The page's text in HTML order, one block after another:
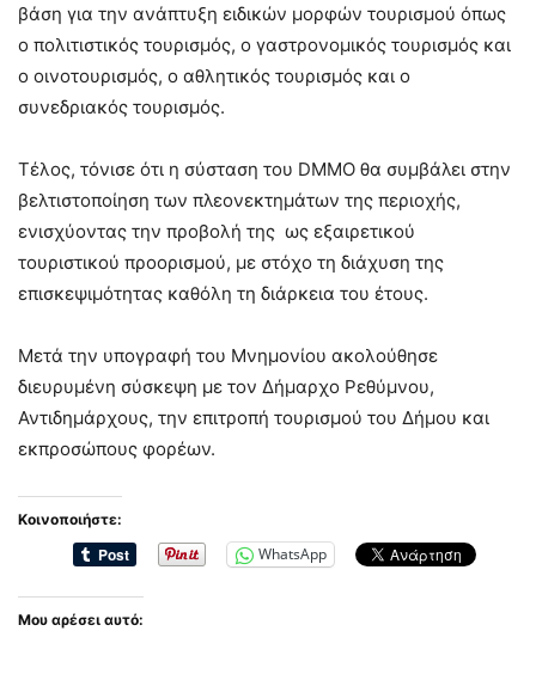
βάση για την ανάπτυξη ειδικών μορφών τουρισμού όπως
ο πολιτιστικός τουρισμός, ο γαστρονομικός τουρισμός και
ο οινοτουρισμός, ο αθλητικός τουρισμός και ο
συνεδριακός τουρισμός.
Τέλος, τόνισε ότι η σύσταση του DMMO θα συμβάλει στην
βελτιστοποίηση των πλεονεκτημάτων της περιοχής,
ενισχύοντας την προβολή της ως εξαιρετικού
τουριστικού προορισμού, με στόχο τη διάχυση της
επισκεψιμότητας καθόλη τη διάρκεια του έτους.
Μετά την υπογραφή του Μνημονίου ακολούθησε
διευρυμένη σύσκεψη με τον Δήμαρχο Ρεθύμνου,
Αντιδημάρχους, την επιτροπή τουρισμού του Δήμου και
εκπροσώπους φορέων.
Κοινοποιήστε:
WhatsApp
Μου αρέσει αυτό: